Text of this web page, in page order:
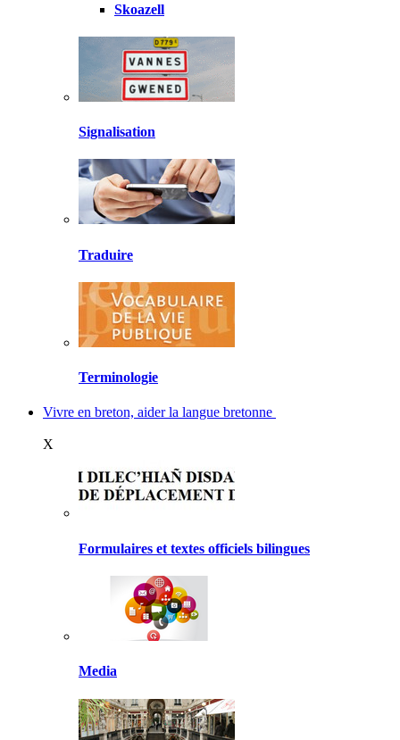
Skoazell
Signalisation
Traduire
Terminologie
Vivre en breton, aider la langue bretonne
X
Formulaires et textes officiels bilingues
Media